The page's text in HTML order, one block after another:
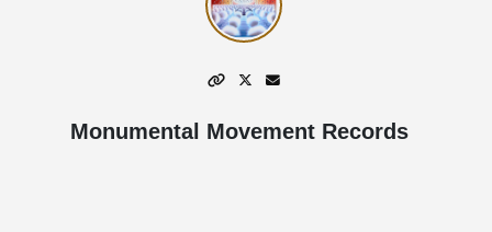
Monumental Movement Records